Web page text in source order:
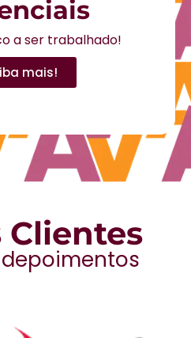
as competências.
mais!
Clientes